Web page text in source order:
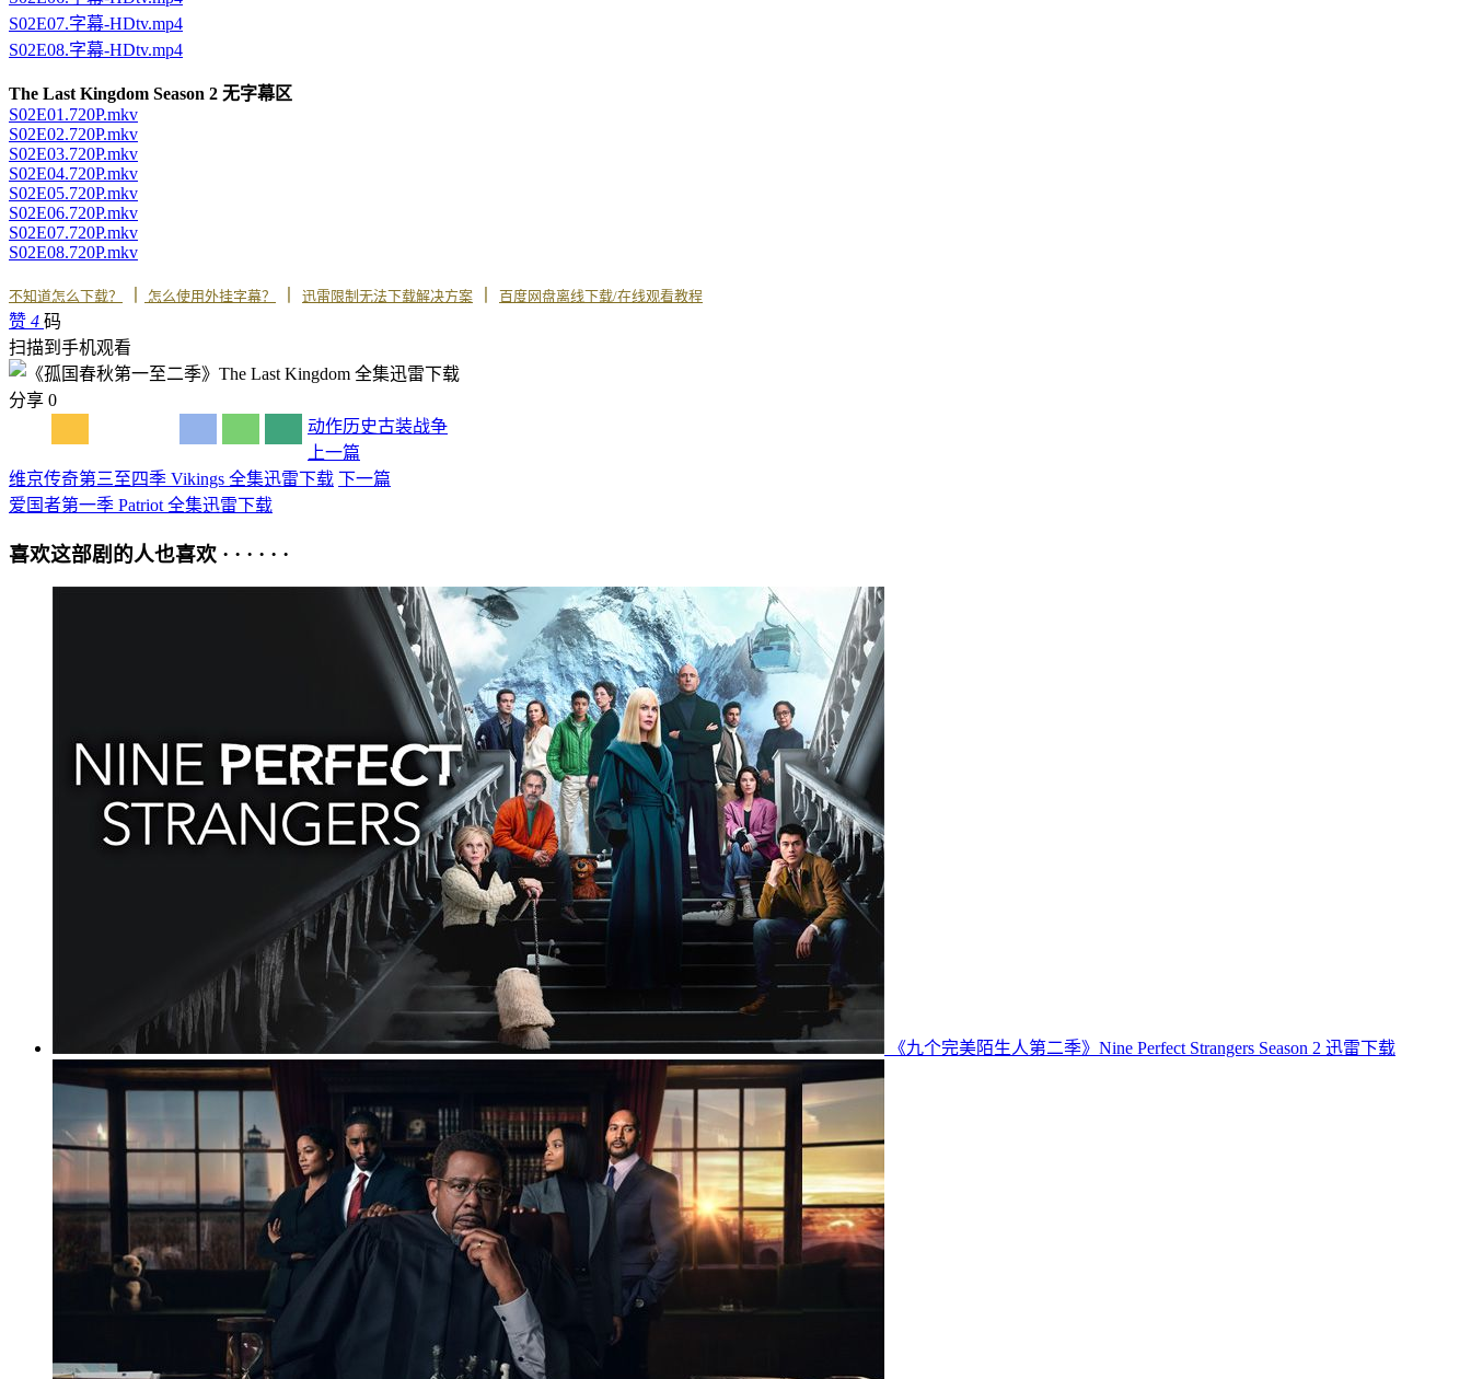
S02E07.字幕-HDtv.mp4
S02E08.字幕-HDtv.mp4
The Last Kingdom Season 2 无字幕区
S02E01.720P.mkv
S02E02.720P.mkv
S02E03.720P.mkv
S02E04.720P.mkv
S02E05.720P.mkv
S02E06.720P.mkv
S02E07.720P.mkv
S02E08.720P.mkv
不知道怎么下载？ 怎么使用外挂字幕？ 迅雷限制无法下载解决方案 百度网盘离线下载/在线观看教程
赞 4 码
扫描到手机观看
分享 0
动作历史古装战争
上一篇
维京传奇第三至四季 Vikings 全集迅雷下载 下一篇
爱国者第一季 Patriot 全集迅雷下载
喜欢这部剧的人也喜欢 · · · · · ·
《九个完美陌生人第二季》Nine Perfect Strangers Season 2 迅雷下载